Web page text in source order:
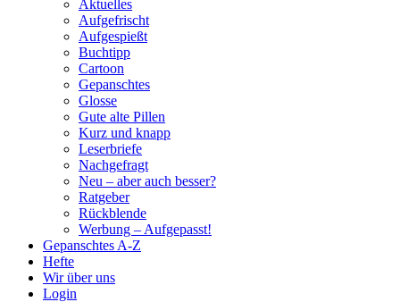
Aktuelles
Aufgefrischt
Aufgespießt
Buchtipp
Cartoon
Gepanschtes
Glosse
Gute alte Pillen
Kurz und knapp
Leserbriefe
Nachgefragt
Neu – aber auch besser?
Ratgeber
Rückblende
Werbung – Aufgepasst!
Gepanschtes A-Z
Hefte
Wir über uns
Login